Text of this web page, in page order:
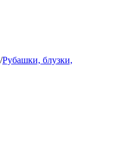
/Рубашки, блузки,